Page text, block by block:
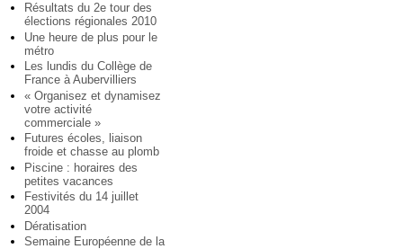
Résultats du 2e tour des
élections régionales 2010
Une heure de plus pour le
métro
Les lundis du Collège de
France à Aubervilliers
« Organisez et dynamisez
votre activité
commerciale »
Futures écoles, liaison
froide et chasse au plomb
Piscine : horaires des
petites vacances
Festivités du 14 juillet
2004
Dératisation
Semaine Européenne de la